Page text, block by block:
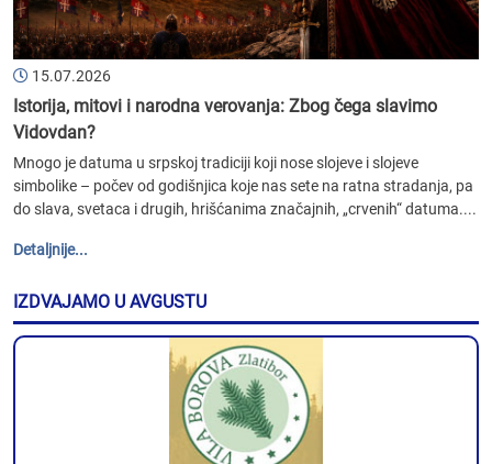
15.07.2026
Istorija, mitovi i narodna verovanja: Zbog čega slavimo
Vidovdan?
Mnogo je datuma u srpskoj tradiciji koji nose slojeve i slojeve
simbolike – počev od godišnjica koje nas sete na ratna stradanja, pa
do slava, svetaca i drugih, hrišćanima značajnih, „crvenih“ datuma....
Detaljnije...
IZDVAJAMO U AVGUSTU